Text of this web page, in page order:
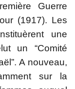
Guerre
(1917). Les
une
un “Comité
A nouveau,
sur la